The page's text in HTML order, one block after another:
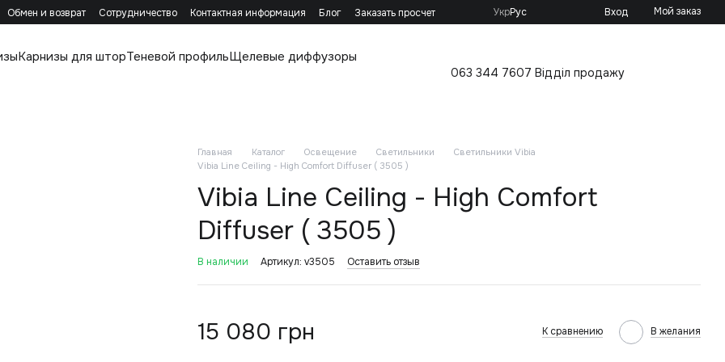
Обмен и возврат Сотрудничество Контактная информация Блог Заказать просчет УкрРус Вход Мой заказ
Карнизы для шторТеневой профильЩелевые диффузоры
063 344 7607 Відділ продажу
Главная Каталог Освещение Светильники
Светильники Vibia
Vibia Line Ceiling - High Comfort Diffuser ( 3505 )
Vibia Line Ceiling - High Comfort
Diffuser ( 3505 )
В наличии Артикул: v3505 Оставить отзыв
15 080 грн К сравнению В желания